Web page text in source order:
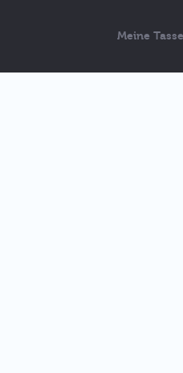
Meine